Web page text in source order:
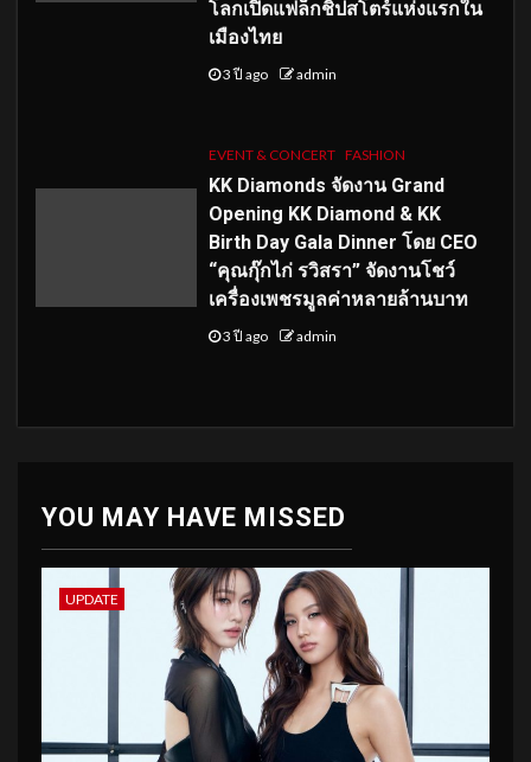
โลกเปิดแฟล็กชิปสโตร์แห่งแรกใน
เมืองไทย
3 ปี ago admin
EVENT & CONCERT FASHION
KK Diamonds จัดงาน Grand
Opening KK Diamond & KK
Birth Day Gala Dinner โดย CEO
“คุณกุ๊กไก่ รวิสรา” จัดงานโชว์
เครื่องเพชรมูลค่าหลายล้านบาท
3 ปี ago admin
YOU MAY HAVE MISSED
UPDATE